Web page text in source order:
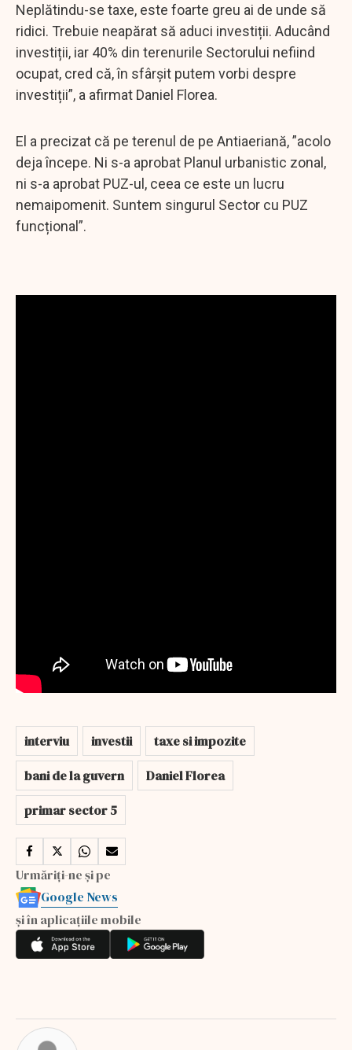
Neplătindu-se taxe, este foarte greu ai de unde să
ridici. Trebuie neapărat să aduci investiții. Aducând
investiții, iar 40% din terenurile Sectorului nefiind
ocupat, cred că, în sfârșit putem vorbi despre
investiții”, a afirmat Daniel Florea.
El a precizat că pe terenul de pe Antiaeriană, ”acolo
deja începe. Ni s-a aprobat Planul urbanistic zonal,
ni s-a aprobat PUZ-ul, ceea ce este un lucru
nemaipomenit. Suntem singurul Sector cu PUZ
funcțional”.
interviu investii
taxe si impozite
bani de la guvern
Daniel Florea
primar sector 5
Urmăriți-ne și pe
Google News
și în aplicațiile mobile